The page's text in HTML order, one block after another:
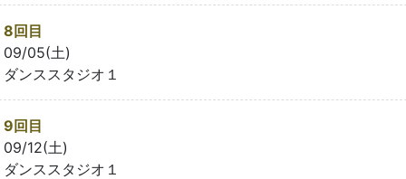
8回目
09/05(土)
ダンススタジオ１
9回目
09/12(土)
ダンススタジオ１